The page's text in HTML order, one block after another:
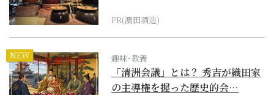
PR(濵田酒造)
NEW 趣味･教養
「清洲会議」とは？ 秀吉が織田家
の主導権を握った歴史的会…